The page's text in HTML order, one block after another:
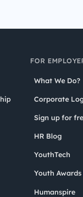
FOR
What We Do?
Corporate
Sign up for
HR Blog
YouthTech
Youth Awards
Humanspire